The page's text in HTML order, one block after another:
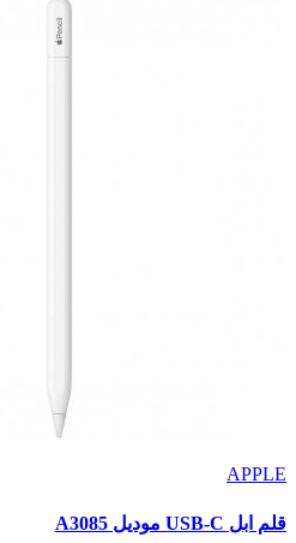
APPLE
قلم ابل USB-C موديل A3085